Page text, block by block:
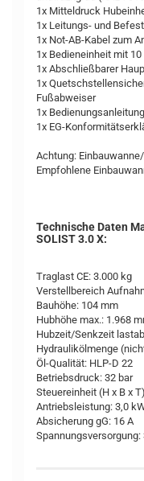
1x Mitteldruck
1x Leitungs- und
1x Not-AB-Kabel zum
1x Bedieneinheit mit
1x Abschließbarer
1x
Fußabweiser
1x
1x EG-
Achtung:
Empfohlene
Technische Daten
SOLIST 3.0 X:
Traglast CE: 3.000 kg
Verstellbereich
Bauhöhe: 104 mm
Hubhöhe max.: 1.968
Hubzeit/Senkzeit
Hydraulikölmenge
Öl-Qualität: HLP-D 22
Betriebsdruck: 32 bar
Steuereinheit (H x B x
Antriebsleistung: 3,0
Absicherung gG: 16 A
Spannungsversorgung: